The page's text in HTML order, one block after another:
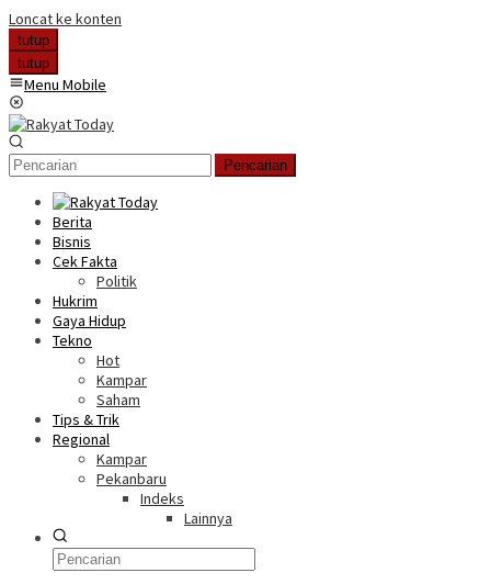
Loncat ke konten
tutup
tutup
Menu Mobile
Pencarian
Berita
Bisnis
Cek Fakta
Politik
Hukrim
Gaya Hidup
Tekno
Hot
Kampar
Saham
Tips & Trik
Regional
Kampar
Pekanbaru
Indeks
Lainnya